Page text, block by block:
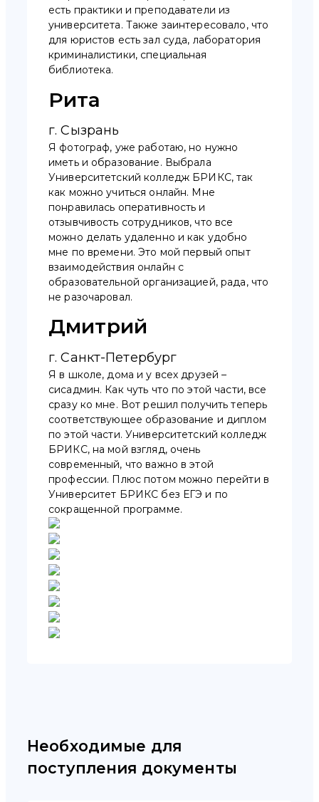
есть практики и преподаватели из
университета. Также заинтересовало, что
для юристов есть зал суда, лаборатория
криминалистики, специальная
библиотека.
Рита
г. Сызрань
Я фотограф, уже работаю, но нужно
иметь и образование. Выбрала
Университетский колледж БРИКС, так
как можно учиться онлайн. Мне
понравилась оперативность и
отзывчивость сотрудников, что все
можно делать удаленно и как удобно
мне по времени. Это мой первый опыт
взаимодействия онлайн с
образовательной организацией, рада, что
не разочаровал.
Дмитрий
г. Санкт-Петербург
Я в школе, дома и у всех друзей –
сисадмин. Как чуть что по этой части, все
сразу ко мне. Вот решил получить теперь
соответствующее образование и диплом
по этой части. Университетский колледж
БРИКС, на мой взгляд, очень
современный, что важно в этой
профессии. Плюс потом можно перейти в
Университет БРИКС без ЕГЭ и по
сокращенной программе.
Необходимые для
поступления документы